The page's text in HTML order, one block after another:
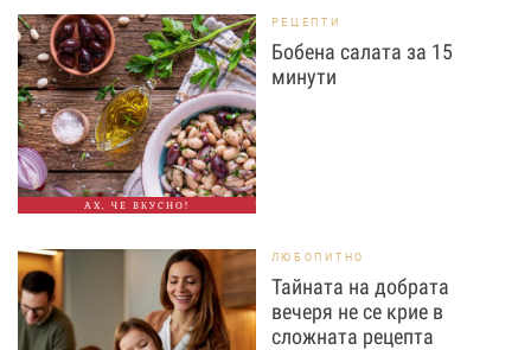
АХ, ЧЕ ВКУСНО!
РЕЦЕПТИ
Бобена салата за 15
минути
ЛЮБОПИТНО
Тайната на добрата
вечеря не се крие в
сложната рецепта